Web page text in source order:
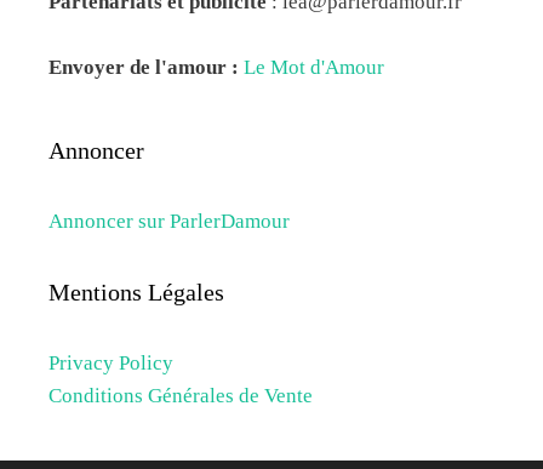
Envoyer de l'amour : Le Mot d'Amour
Annoncer
Annoncer sur ParlerDamour
Mentions Légales
Privacy Policy
Conditions Générales de Vente